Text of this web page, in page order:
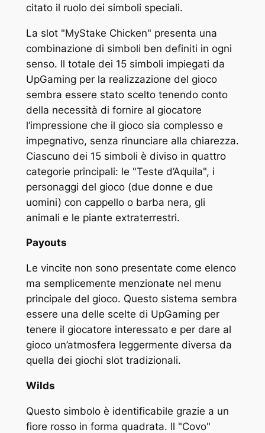
citato il ruolo dei simboli speciali.
La slot "MyStake Chicken" presenta una
combinazione di simboli ben definiti in ogni
senso. Il totale dei 15 simboli impiegati da
UpGaming per la realizzazione del gioco
sembra essere stato scelto tenendo conto
della necessità di fornire al giocatore
l’impressione che il gioco sia complesso e
impegnativo, senza rinunciare alla chiarezza.
Ciascuno dei 15 simboli è diviso in quattro
categorie principali: le "Teste d’Aquila", i
personaggi del gioco (due donne e due
uomini) con cappello o barba nera, gli
animali e le piante extraterrestri.
Payouts
Le vincite non sono presentate come elenco
ma semplicemente menzionate nel menu
principale del gioco. Questo sistema sembra
essere una delle scelte di UpGaming per
tenere il giocatore interessato e per dare al
gioco un’atmosfera leggermente diversa da
quella dei giochi slot tradizionali.
Wilds
Questo simbolo è identificabile grazie a un
fiore rosso in forma quadrata. Il "Covo"